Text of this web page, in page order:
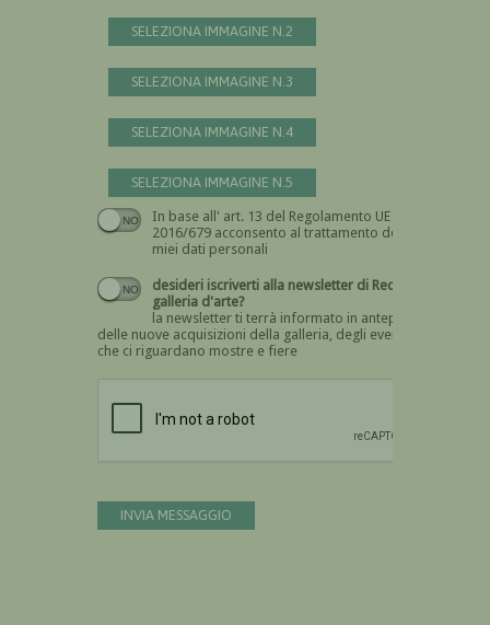
SELEZIONA IMMAGINE N.2
SELEZIONA IMMAGINE N.3
SELEZIONA IMMAGINE N.4
SELEZIONA IMMAGINE N.5
In base all' art. 13 del Regolamento UE n.
2016/679 acconsento al trattamento dei
miei dati personali
Devi dare il consenso
desideri iscriverti alla newsletter di Recta
galleria d'arte?
la newsletter ti terrà informato in anteprima
delle nuove acquisizioni della galleria, degli eventi
che ci riguardano mostre e fiere
INVIA MESSAGGIO